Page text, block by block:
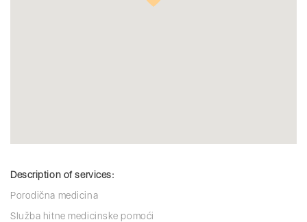
Description of services:
Porodična medicina
Služba hitne medicinske pomoći